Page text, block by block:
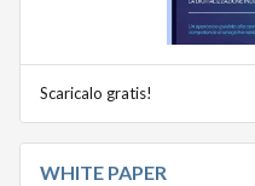
Scaricalo gratis!
WHITE PAPER